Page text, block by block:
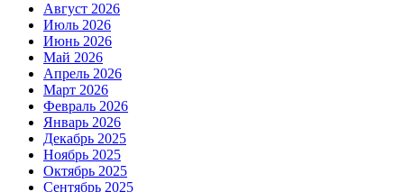
Август 2026
Июль 2026
Июнь 2026
Май 2026
Апрель 2026
Март 2026
Февраль 2026
Январь 2026
Декабрь 2025
Ноябрь 2025
Октябрь 2025
Сентябрь 2025